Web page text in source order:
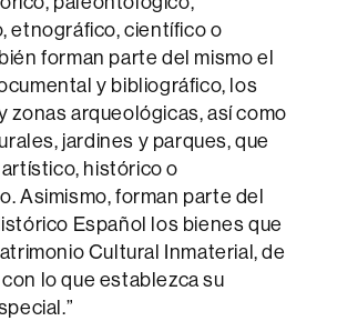
etnográfico, científico o
forman parte del mismo el
y bibliográfico, los
zonas arqueológicas, así como
jardines y parques, que
histórico o
Asimismo, forman parte del
Español los bienes que
Cultural Inmaterial, de
lo que establezca su